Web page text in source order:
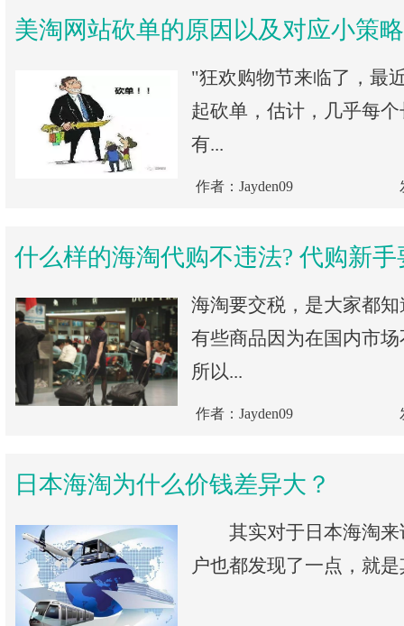
美淘网站砍单的原因以及对应小策
"狂欢购物节来临了，最
起砍单，估计，几乎每
有...
作者：Jayden09
什么样的海淘代购不违法? 代购新
海淘要交税，是大家都
有些商品因为在国内市
所以...
作者：Jayden09
日本海淘为什么价钱差异大？
其实对于日本海淘来
户也都发现了一点，就